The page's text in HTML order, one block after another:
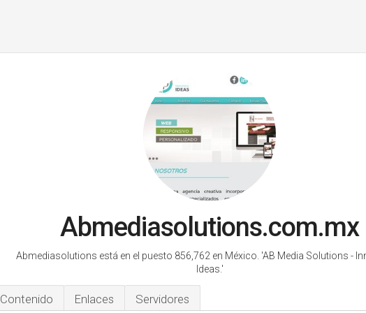
Abmediasolutions.com.mx
Abmediasolutions está en el puesto 856,762 en México. 'AB Media Solutions -
Ideas.'
Contenido Enlaces Servidores